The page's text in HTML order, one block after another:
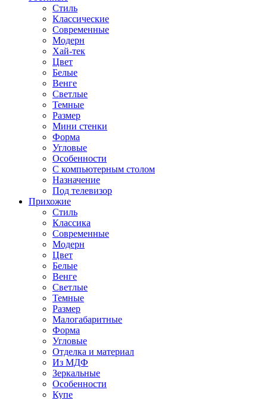
Стиль
Классические
Современные
Модерн
Хай-тек
Цвет
Белые
Венге
Светлые
Темные
Размер
Мини стенки
Форма
Угловые
Особенности
С компьютерным столом
Назначение
Под телевизор
Прихожие
Стиль
Классика
Современные
Модерн
Цвет
Белые
Венге
Светлые
Темные
Размер
Малогабаритные
Форма
Угловые
Отделка и материал
Из МДФ
Зеркальные
Особенности
Купе